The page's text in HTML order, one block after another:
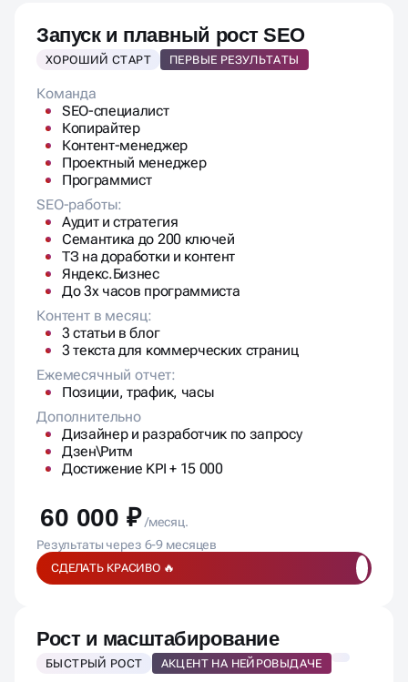
Запуск и плавный рост SEO
ХОРОШИЙ СТАРТ ПЕРВЫЕ РЕЗУЛЬТАТЫ
Команда
SEO-специалист
Копирайтер
Контент-менеджер
Проектный менеджер
Программист
SEO-работы:
Аудит и стратегия
Семантика до 200 ключей
ТЗ на доработки и контент
Яндекс.Бизнес
До 3х часов программиста
Контент в месяц:
3 статьи в блог
3 текста для коммерческих страниц
Ежемесячный отчет:
Позиции, трафик, часы
Дополнительно
Дизайнер и разработчик по запросу
Дзен\Ритм
Достижение KPI + 15 000
60 000 ₽ /месяц.
Результаты через 6-9 месяцев
СДЕЛАТЬ КРАСИВО 🔥
Рост и масштабирование
БЫСТРЫЙ РОСТ АКЦЕНТ НА НЕЙРОВЫДАЧЕ